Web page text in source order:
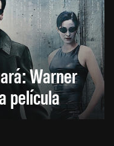
Warner
película